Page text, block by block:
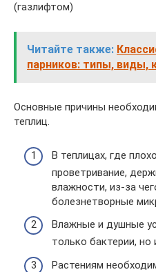
(газлифтом)
Читайте также:
парников: типы, виды,
Основные причины
теплиц.
В теплицах, где
проветривание,
влажности, из-за
болезнетворные
Влажные и душные
только бактерии, но
Растениям